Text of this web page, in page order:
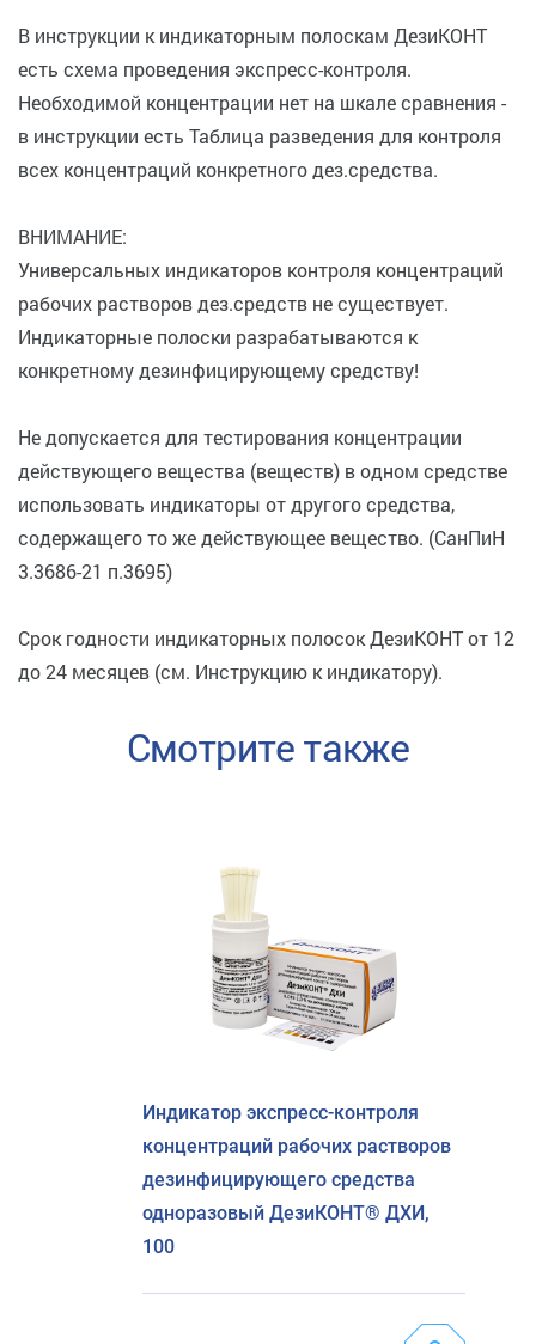
В инструкции к индикаторным полоскам ДезиКОНТ
есть схема проведения экспресс-контроля.
Необходимой концентрации нет на шкале сравнения -
в инструкции есть Таблица разведения для контроля
всех концентраций конкретного дез.средства.
ВНИМАНИЕ:
Универсальных индикаторов контроля концентраций
рабочих растворов дез.средств не существует.
Индикаторные полоски разрабатываются к
конкретному дезинфицирующему средству!
Не допускается для тестирования концентрации
действующего вещества (веществ) в одном средстве
использовать индикаторы от другого средства,
содержащего то же действующее вещество. (СанПиН
3.3686-21 п.3695)
Срок годности индикаторных полосок ДезиКОНТ от 12
до 24 месяцев (см. Инструкцию к индикатору).
Смотрите также
Индикатор экспресс-контроля
концентраций рабочих растворов
дезинфицирующего средства
одноразовый ДезиКОНТ® ДХИ,
100